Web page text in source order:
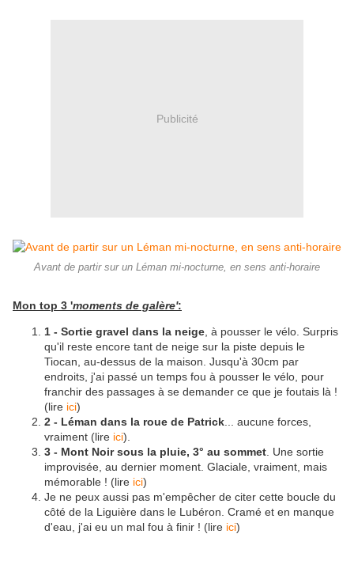
Publicité
Avant de partir sur un Léman mi-nocturne, en sens anti-horaire
Mon top 3 'moments de galère':
1 - Sortie gravel dans la neige , à pousser le vélo. Surpris
qu'il reste encore tant de neige sur la piste depuis le
Tiocan, au-dessus de la maison. Jusqu'à 30cm par
endroits, j'ai passé un temps fou à pousser le vélo, pour
franchir des passages à se demander ce que je foutais là !
(lire ici)
2 - Léman dans la roue de Patrick ... aucune forces,
vraiment (lire ici).
3 - Mont Noir sous la pluie, 3° au sommet . Une sortie
improvisée, au dernier moment. Glaciale, vraiment, mais
mémorable ! (lire ici)
Je ne peux aussi pas m'empêcher de citer cette boucle du
côté de la Liguière dans le Lubéron. Cramé et en manque
d'eau, j'ai eu un mal fou à finir ! (lire ici)